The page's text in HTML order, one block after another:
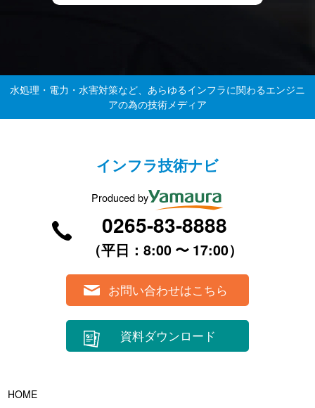
水処理・電力・水害対策など、あらゆるインフラに関わるエンジニ
アの為の技術メディア
インフラ技術ナビ
Produced by
0265-83-8888
（平⽇：8:00 〜 17:00）
お問い合わせはこちら
資料ダウンロード
HOME